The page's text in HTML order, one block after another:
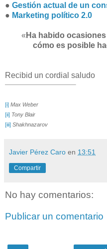
● Gestión actual de un
● Marketing político 2.0
« Ha habido
cómo es posible
Recibid un cordial saludo
[i] Max Weber
[ii] Tony Blair
[iii] Shakhnazarov
Javier Pérez Caro en 13:51
Compartir
No hay comentarios:
Publicar un comentario